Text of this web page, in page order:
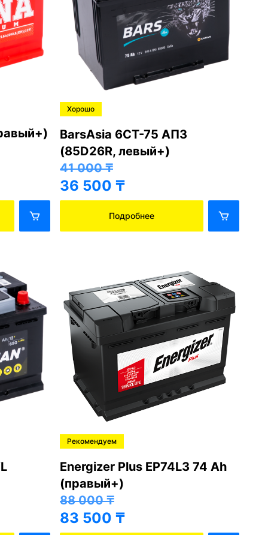
Хорошо
BarsAsia 6СТ-75 АПЗ
(85D26R, левый+)
41 000₸
36 500 ₸
Подробнее
Рекомендуем
Energizer Plus EP74L3 74 Ah
(правый+)
88 000₸
83 500 ₸